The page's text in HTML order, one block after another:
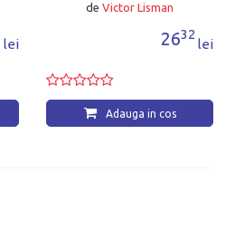
lei
de Victor Lisman
2632
lei
Adauga in cos